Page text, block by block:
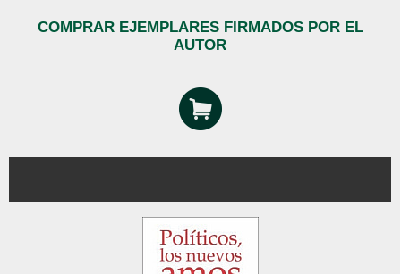
COMPRAR EJEMPLARES FIRMADOS POR EL
AUTOR